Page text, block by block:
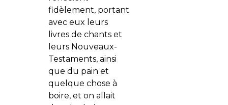
fidèlement, portant
avec eux leurs
livres de chants et
leurs Nouveaux-
Testaments, ainsi
que du pain et
quelque chose à
boire, et on allait